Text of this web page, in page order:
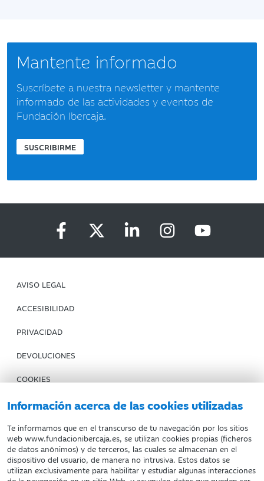
Información acerca de las cookies utilizadas
Te informamos que en el transcurso de tu navegación por los sitios
web www.fundacionibercaja.es, se utilizan cookies propias (ficheros
de datos anónimos) y de terceros, las cuales se almacenan en el
dispositivo del usuario, de manera no intrusiva. Estos datos se
utilizan exclusivamente para habilitar y estudiar algunas interacciones
Mantente informado
Suscríbete a nuestra newsletter y mantente
informado de las actividades y eventos de
Fundación Ibercaja.
SUSCRIBIRME
AVISO LEGAL
ACCESIBILIDAD
PRIVACIDAD
DEVOLUCIONES
COOKIES
CONDICIONES DE COMPRA
IBERCAJA BANCO
Fundación Bancaria Ibercaja. C.I.F. G-50000652.
Inscrita en el Registro de Fundaciones del Mº de Educación,